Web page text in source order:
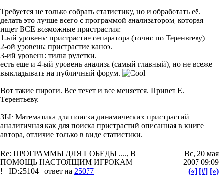
Требуется не только собрать статистику, но и обработать её.
делать это лучше всего с программой анализатором, которая
ищет ВСЕ возможные пристрастия:
1-ый уровень: пристрастие сепаратора (точно по Тереньтеву).
2-ой уровень: пристрастие каноэ.
3-ий уровень: тильт рулетки.
есть еще и 4-ый уровень анализа (самый главный), но не всеже
выкладывать на публичный форум.
Вот такие пироги. Все течет и все меняется. Привет Е.
Терентьеву.
ЗЫ: Математика для поиска динамических пристрастий
аналигичная как для поиска пристрастий описанная в книге
автора, отличие только в виде статистики.
Re: ПРОГРАММЫ ДЛЯ ПОБЕДЫ ...., В
ПОМОЩЬ НАСТОЯЩИМ ИГРОКАМ
!
ID:25104 ответ на 25077
Вс, 20 мая
2007 09:09
(«] [#] [»)